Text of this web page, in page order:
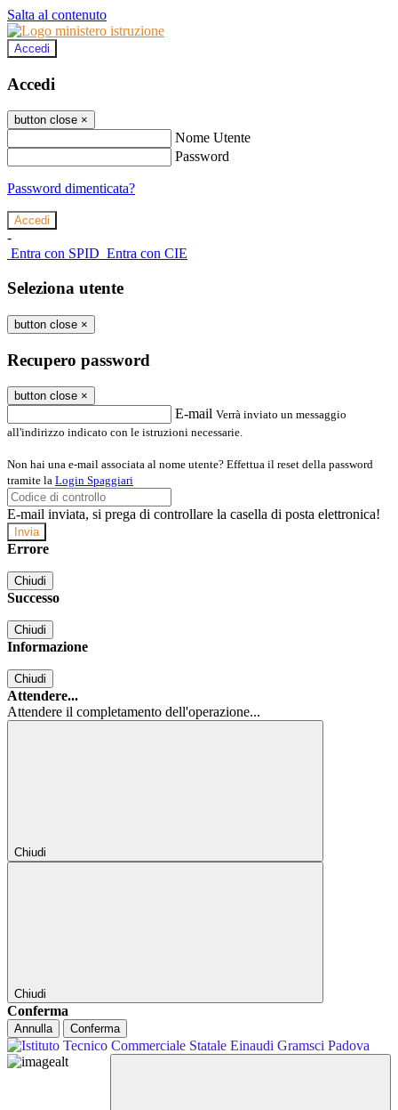
Salta al contenuto
Accedi
Accedi
button close ×
Nome Utente
Password
Password dimenticata?
-
Entra con SPID Entra con CIE
Seleziona utente
button close ×
Recupero password
button close ×
E-mail Verrà inviato un messaggio
all'indirizzo indicato con le istruzioni necessarie.
Non hai una e-mail associata al nome utente? Effettua il reset della password
tramite la Login Spaggiari
E-mail inviata, si prega di controllare la casella di posta elettronica!
Errore
Chiudi
Successo
Chiudi
Informazione
Chiudi
Attendere...
Attendere il completamento dell'operazione...
Chiudi
Chiudi
Conferma
Annulla Conferma